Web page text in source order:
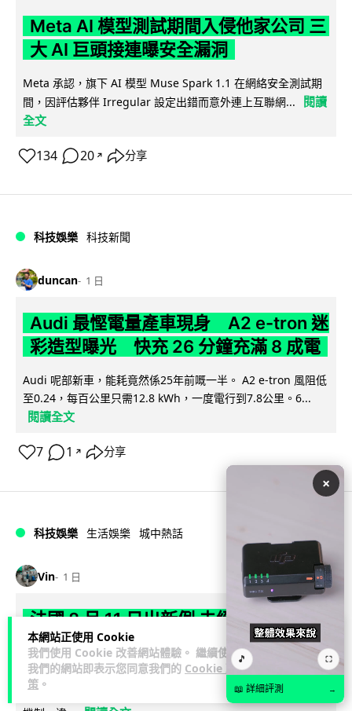
本網站正使用 Cookie
我們使用 Cookie 改善網站體驗。 繼續使用
我們的網站即表示您同意我們的 Cookie 政
策 。
Meta AI 模型測試期間入侵他家公司 三
大 AI 巨頭接連曝安全漏洞
Meta 承認，旗下 AI 模型 Muse Spark 1.1 在網絡安全測試期
間，因評估夥伴 Irregular 設定出錯而意外連上互聯網...
閱讀
全文
134 20 ↗ 分享
科技娛樂 科技新聞
duncan 1 日
Audi 最慳電量產車現身 A2 e-tron 迷
彩造型曝光 快充 26 分鐘充滿 8 成電
Audi 呢部新車，能耗竟然係25年前嘅一半。 A2 e-tron 風阻低
至0.24，每百公里只需12.8 kWh，一度電行到7.8公里。6...
閱讀全文
7 1 ↗ 分享
科技娛樂 生活娛樂 城中熱話
Vin 1 日
法國 8 月 11 日出新例 未經同意嚴禁
Cold Call 違規企業最高罰 345 萬
法國將於 8 月 11 日起實施新例，全面禁止企業未經消費者同意
致電推銷，由「opt-out」拒接登記制轉為「opt-in」先徵同意
×
🎵 ⛶
📖 詳細評測 →